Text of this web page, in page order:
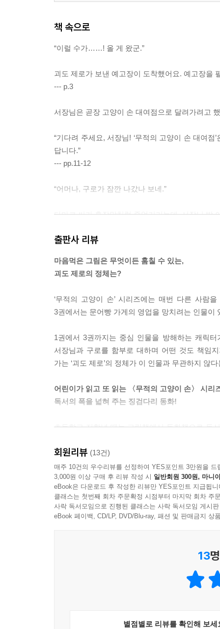
책 속으로
“이럴 수가……! 올 게 왔군.”
괴도 제로가 보낸 예고장이 도착했어요. 예고장을
--- p.3
서장님은 곧장 고양이 손 대여점으로 달려가려고
“기다려 주세요, 서장님! ‘무적의 고양이 손 대여
답니다.”
--- pp.11-12
“어머나, 구로가 잠깐 나갔나 보네.”
다마코 씨가 혼잣말처럼 중얼거리는데, 서장님 발
“혹시 나를 찾고 있는가. 나는 삭막한 도시의 쓸
--- p.25
경찰청장님이 더 크게 소리쳤어요.
“구로 님이라고? 이보게, 서장! 이게 무슨 넋 나간
--- p.45
경찰청장님이 앞에 놓인 테이블을 쾅쾅 내리치면
--- p.63
출판사 리뷰
마음먹은 그림은 무엇이든 훔칠 수 있는,
괴도 제로의 정체는?
‘무적의 고양이 손’ 시리즈에는 매번 다른 사람
3권에서는 문어빵 가게의 영업을 망치려는 인물
1권에서 3권까지는 중심 인물을 방해하는 캐릭
서장님과 구로를 함부로 대하며 어떤 것도 책임
가는 ‘괴도 제로’의 정체가 이 인물과 무관하지 않
어린이가 읽고 또 읽는 〈무적의 고양이 손〉 시리
독서의 폭을 넓혀 주는 징검다리 동화!
초등학교 저학년 때는 그림책에서 동화책으로 독
‘무적의 고양이 손 시리즈’는 전체 88페이지 중
캐릭터’가 등장합니다. 이 시리즈를 실제로 접한
아이가 이 책은 읽고 또 읽는다.”는 리뷰를 남겼습
‘고양이 손을 빌려 준다’는 〈무적의 고양이 손
회원리뷰 (13건)
매주 10건의 우수리뷰를 선정하여 YES포인트 3만원을 드
3,000원 이상 구매 후 리뷰 작성 시 일반회원 300원, 마니
eBook은 다운로드 후 작성한 리뷰만 YES포인트 지급됩니
클래스는 첫번째 회차 주문확정 시점부터 마지막 회차 주
사락 독서모임으로 진행된 클래스는 사락 독서모임 게시
eBook 페이백, CD/LP, DVD/Blu-ray, 패션 및 판매금지 상
13
별점별로 리뷰를 확인해 보세